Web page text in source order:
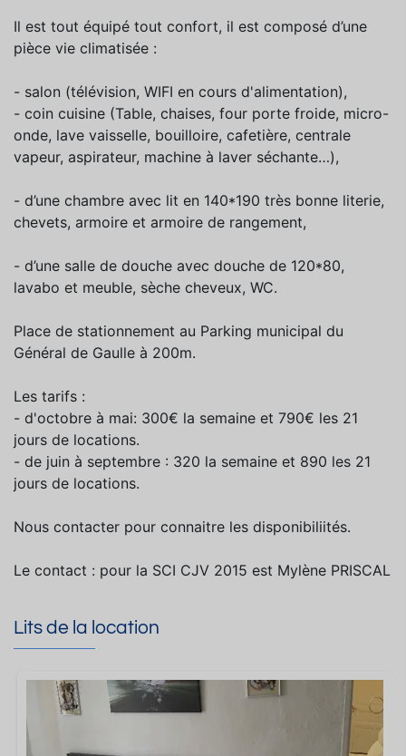
Il est tout équipé tout confort, il est composé d’une
pièce vie climatisée :
- salon (télévision, WIFI en cours d'alimentation),
- coin cuisine (Table, chaises, four porte froide, micro-
onde, lave vaisselle, bouilloire, cafetière, centrale
vapeur, aspirateur, machine à laver séchante…),
- d’une chambre avec lit en 140*190 très bonne literie,
chevets, armoire et armoire de rangement,
- d’une salle de douche avec douche de 120*80,
lavabo et meuble, sèche cheveux, WC.
Place de stationnement au Parking municipal du
Général de Gaulle à 200m.
Les tarifs :
- d'octobre à mai: 300€ la semaine et 790€ les 21
jours de locations.
- de juin à septembre : 320 la semaine et 890 les 21
jours de locations.
Nous contacter pour connaitre les disponibiliités.
Le contact : pour la SCI CJV 2015 est Mylène PRISCAL
Lits de la location